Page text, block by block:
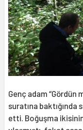
Genç adam “Gördün
suratına baktığında
etti. Boğuşma